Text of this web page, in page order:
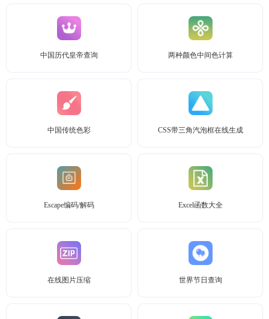
中国历代皇帝查询 两种颜色中间色计算
中国传统色彩 CSS带三角汽泡框在线生成
Escape编码/解码 Excel函数大全
在线图片压缩 世界节日查询